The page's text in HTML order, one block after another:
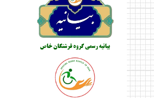
بیانیه رسمی گروه فرشتگان خاص